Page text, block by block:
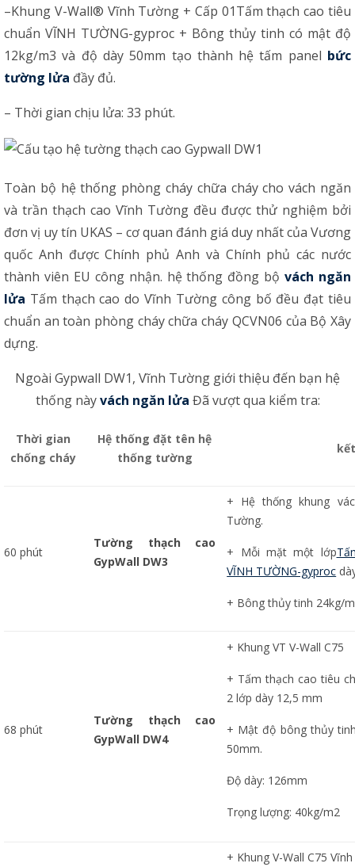
–Khung V-Wall® Vĩnh Tường + Cấp 01Tấm thạch cao tiêu
chuẩn VĨNH TƯỜNG-gyproc + Bông thủy tinh có mật độ
12kg/m3 và độ dày 50mm tạo thành hệ tấm panel bức
tường lửa đầy đủ.
– Thời gian chịu lửa: 33 phút.
Toàn bộ hệ thống phòng cháy chữa cháy cho vách ngăn
và trần thạch cao Vĩnh Tường đều được thử nghiệm bởi
đơn vị uy tín UKAS – cơ quan đánh giá duy nhất của Vương
quốc Anh được Chính phủ Anh và Chính phủ các nước
thành viên EU công nhận. hệ thống đồng bộvách ngăn
lửa Tấm thạch cao do Vĩnh Tường công bố đều đạt tiêu
chuẩn an toàn phòng cháy chữa cháy QCVN06 của Bộ Xây
dựng.
Ngoài Gypwall DW1, Vĩnh Tường giới thiệu đến bạn hệ
thống nàyvách ngăn lửa Đã vượt qua kiểm tra:
Thời gian
chống cháy
Hệ thống đặt tên hệ
thống tường
60 phút
Tường thạch cao
GypWall DW3
+ Hệ thống khung
Tường.
+ Mỗi mặt một lớp
VĨNH TƯỜNG-gyproc
+ Bông thủy tinh 24kg/
68 phút
Tường thạch cao
GypWall DW4
+ Khung VT V-Wall C75
+ Tấm thạch cao tiêu
2 lớp dày 12,5 mm
+ Mật độ bông thủy
50mm.
Độ dày: 126mm
Trọng lượng: 40kg/m2
+ Khung V-Wall C75